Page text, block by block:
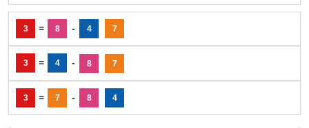
3 = 8 - 4 7
3 = 4 - 8 7
3 = 7 - 8 4